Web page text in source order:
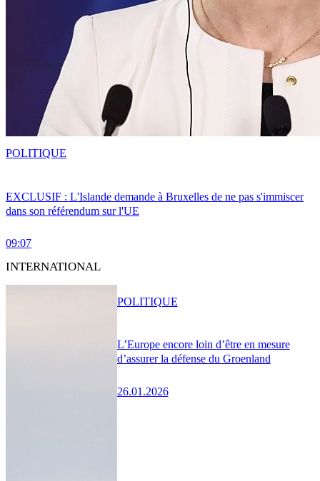
EXCLUSIF : L'Islande demande à Bruxelles de ne pas s'immiscer
dans son référendum sur l'UE
09:07
POLITIQUE
INTERNATIONAL
L’Europe encore loin d’être en mesure
d’assurer la défense du Groenland
26.01.2026
POLITIQUE